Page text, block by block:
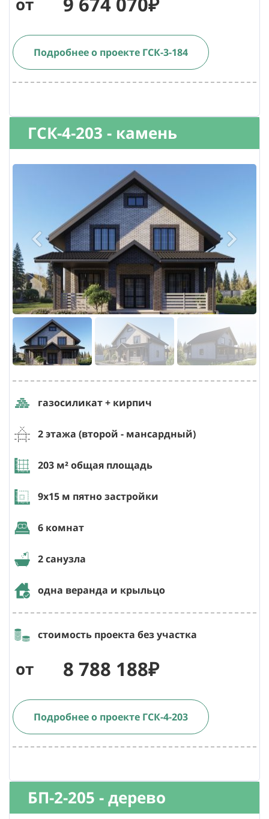
Подробнее о проекте ГСК-3-184
ГСК-4-203 - камень
газосиликат + кирпич
2 этажа (второй - мансардный)
203 м² общая площадь
9х15 м пятно застройки
6 комнат
2 санузла
одна веранда и крыльцо
стоимость проекта без участка
от 8 788 188₽
Подробнее о проекте ГСК-4-203
БП-2-205 - дерево